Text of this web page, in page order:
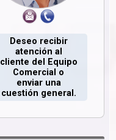
Deseo recibir
atención al
cliente del Equipo
Comercial o
enviar una
cuestión general.